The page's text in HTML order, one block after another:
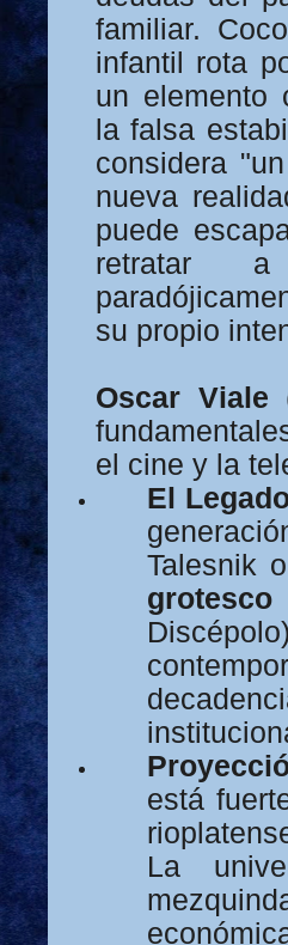
familiar.
infantil rota
un elemento
la falsa
considera
nueva
puede
retratar a
su propio
Oscar Viale
el cine y la
El
Talesnik
está
La